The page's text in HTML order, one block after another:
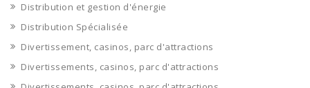
Distribution et gestion d'énergie
Distribution Spécialisée
Divertissement, casinos, parc d'attractions
Divertissements, casinos, parc d'attractions